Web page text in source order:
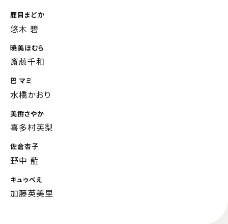
鹿目まどか
悠木 碧
暁美ほむら
斎藤千和
巴 マミ
水橋かおり
美樹さやか
喜多村英梨
佐倉杏子
野中 藍
キュゥべえ
加藤英美里